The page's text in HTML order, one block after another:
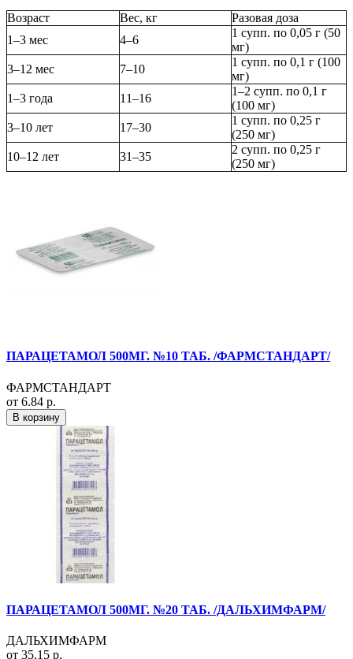
Возраст Вес, кг
Разовая доза
1–3 мес
4–6
1 супп. по 0,05 г (50
мг)
3–12 мес
7–10
1 супп. по 0,1 г (100
мг)
1–3 года
11–16
1–2 супп. по 0,1 г
(100 мг)
3–10 лет
17–30
1 супп. по 0,25 г
(250 мг)
10–12 лет
31–35
2 супп. по 0,25 г
(250 мг)
ПАРАЦЕТАМОЛ 500МГ. №10 ТАБ. /ФАРМСТАНДАРТ/
ФАРМСТАНДАРТ
от 6.84 р.
В корзину
ПАРАЦЕТАМОЛ 500МГ. №20 ТАБ. /ДАЛЬХИМФАРМ/
ДАЛЬХИМФАРМ
от 35.15 р.